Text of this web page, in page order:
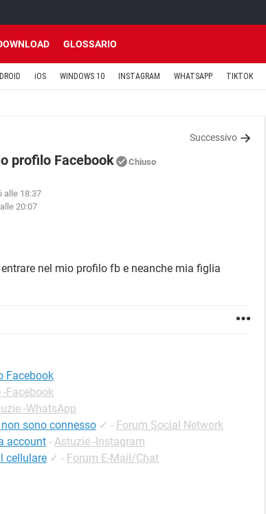
GLOSSARIO
iOS WINDOWS 10 INSTAGRAM WHATSAPP TIKTOK
Successivo
profilo Facebook Chiuso
alle 18:37
20:07
nel mio profilo fb e neanche mia figlia
Facebook
-Facebook
-WhatsApp
sono connesso ✓ - Forum Social Network
account - Astuzie -Instagram
cellulare ✓ - Forum E-Mail/Chat